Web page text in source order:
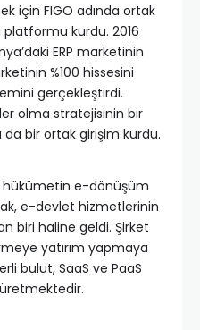
için FIGO adında ortak
kurdu. 2016
ERP marketinin
%100 hissesini
gerçekleştirdi.
olma stratejisinin bir
da bir ortak girişim kurdu.
hükümetin e-dönüşüm
e-devlet hizmetlerinin
biri haline geldi. Şirket
yatırım yapmaya
bulut, SaaS ve PaaS